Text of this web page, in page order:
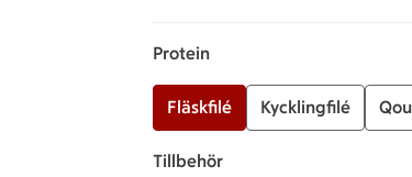
Protein
Fläskfilé Kycklingfilé
Tillbehör